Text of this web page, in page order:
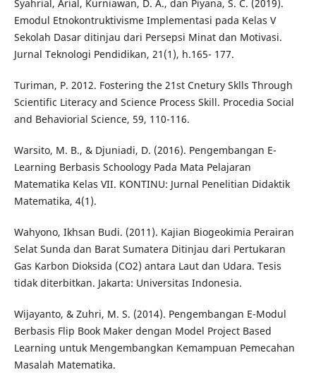
Syahrial, Arial, Kurniawan, D. A., dan Piyana, S. C. (2019).
Emodul Etnokontruktivisme Implementasi pada Kelas V
Sekolah Dasar ditinjau dari Persepsi Minat dan Motivasi.
Jurnal Teknologi Pendidikan, 21(1), h.165- 177.
Turiman, P. 2012. Fostering the 21st Cnetury Sklls Through
Scientific Literacy and Science Process Skill. Procedia Social
and Behaviorial Science, 59, 110-116.
Warsito, M. B., & Djuniadi, D. (2016). Pengembangan E-
Learning Berbasis Schoology Pada Mata Pelajaran
Matematika Kelas VII. KONTINU: Jurnal Penelitian Didaktik
Matematika, 4(1).
Wahyono, Ikhsan Budi. (2011). Kajian Biogeokimia Perairan
Selat Sunda dan Barat Sumatera Ditinjau dari Pertukaran
Gas Karbon Dioksida (CO2) antara Laut dan Udara. Tesis
tidak diterbitkan. Jakarta: Universitas Indonesia.
Wijayanto, & Zuhri, M. S. (2014). Pengembangan E-Modul
Berbasis Flip Book Maker dengan Model Project Based
Learning untuk Mengembangkan Kemampuan Pemecahan
Masalah Matematika.